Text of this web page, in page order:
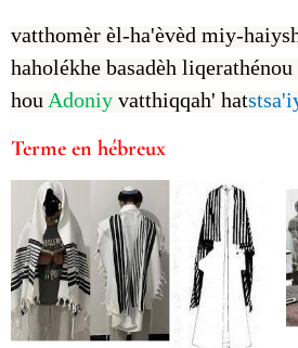
vatthomèr èl-ha'èvèd miy-
haholékhe basadèh
hou Adoniy vatthiqqah' hat
Terme en hébreux